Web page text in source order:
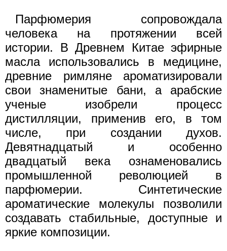
Парфюмерия сопровождала
человека на протяжении всей
истории. В Древнем Китае эфирные
масла использовались в медицине,
древние римляне ароматизировали
свои знаменитые бани, а арабские
ученые изобрели процесс
дистилляции, применив его, в том
числе, при создании духов.
Девятнадцатый и особенно
двадцатый века ознаменовались
промышленной революцией в
парфюмерии. Синтетические
ароматические молекулы позволили
создавать стабильные, доступные и
яркие композиции.